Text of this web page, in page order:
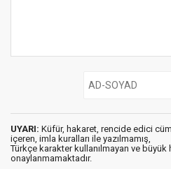
UYARI: Küfür, hakaret, rencide edici
içeren, imla kuralları ile yazılmamış,
Türkçe karakter kullanılmayan ve büyük
onaylanmamaktadır.